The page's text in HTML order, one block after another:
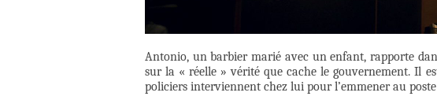
Antonio, un barbier marié avec un enfant, rapporte
sur la « réelle » vérité que cache le gouvernement. Il
policiers interviennent chez lui pour l’emmener au